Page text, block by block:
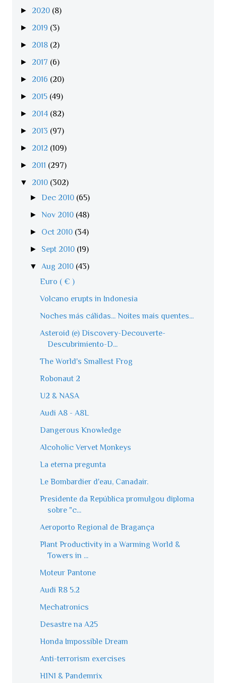
► 2020 (8)
► 2019 (3)
► 2018 (2)
► 2017 (6)
► 2016 (20)
► 2015 (49)
► 2014 (82)
► 2013 (97)
► 2012 (109)
► 2011 (297)
▼ 2010 (302)
►Dec 2010 (65)
►Nov 2010 (48)
► Oct 2010 (34)
► Sept 2010 (19)
▼ Aug 2010 (43)
Euro ( € )
Volcano erupts in Indonesia
Noches más cálidas... Noites mais quentes...
Asteroid (e) Discovery-Decouverte-
Descubrimiento-D...
The World's Smallest Frog
Robonaut 2
U2 & NASA
Audi A8 - A8L
Dangerous Knowledge
Alcoholic Vervet Monkeys
La eterna pregunta
Le Bombardier d'eau, Canadair.
Presidente da República promulgou diploma
sobre "c...
Aeroporto Regional de Bragança
Plant Productivity in a Warming World &
Towers in ...
Moteur Pantone
Audi R8 5.2
Mechatronics
Desastre na A25
Honda Impossible Dream
Anti-terrorism exercises
H1N1 & Pandemrix